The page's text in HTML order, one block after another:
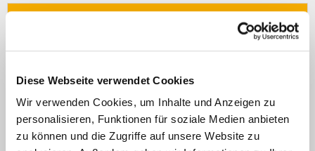
Diese Webseite verwendet Cookies
Wir verwenden Cookies, um Inhalte und Anzeigen zu
personalisieren, Funktionen für soziale Medien anbieten
zu können und die Zugriffe auf unsere Website zu
UniCareD-Fertilitätsprotektion